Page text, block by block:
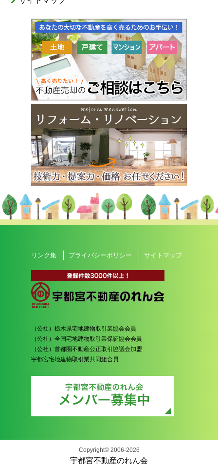
リンク集 プライバシーポリシー サイトマップ
（公社）栃木県宅地建物取引業協会会員
（公社）全国宅地建物取引業保証協会会員
（公社）首都圏不動産公正取引協議会加盟
宇都宮宅地建物取引業共同組合員
Copyright© 2006-2026
宇都宮不動産のれん会